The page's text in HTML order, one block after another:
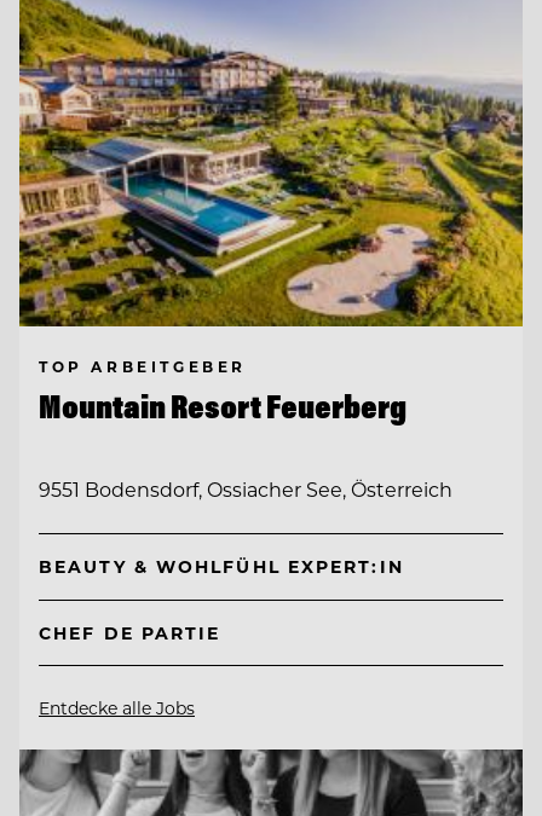
TOP ARBEITGEBER
Mountain Resort Feuerberg
9551 Bodensdorf, Ossiacher See, Österreich
BEAUTY & WOHLFÜHL EXPERT:IN
CHEF DE PARTIE
Entdecke alle Jobs